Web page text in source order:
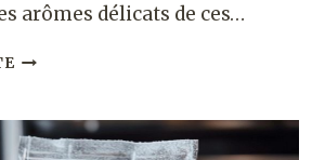
arômes délicats de ces…
COMBIEN
PEUT-
ON